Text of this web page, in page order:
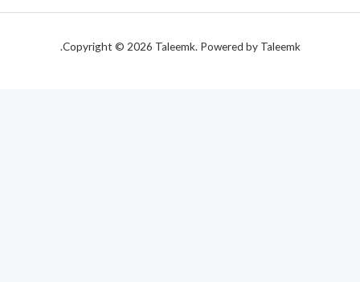
Copyright © 2026 Taleemk. Powered by Taleemk.